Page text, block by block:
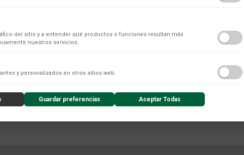
del sitio y a entender qué productos o funciones resultan más
nuestros servicios.
de uso anónimos, lo que nos permite analizar el rendimiento de nuestro contenido y las interacciones de
formularios.
y personalizados en otros sitios web.
Guardar preferencias Aceptar Todas